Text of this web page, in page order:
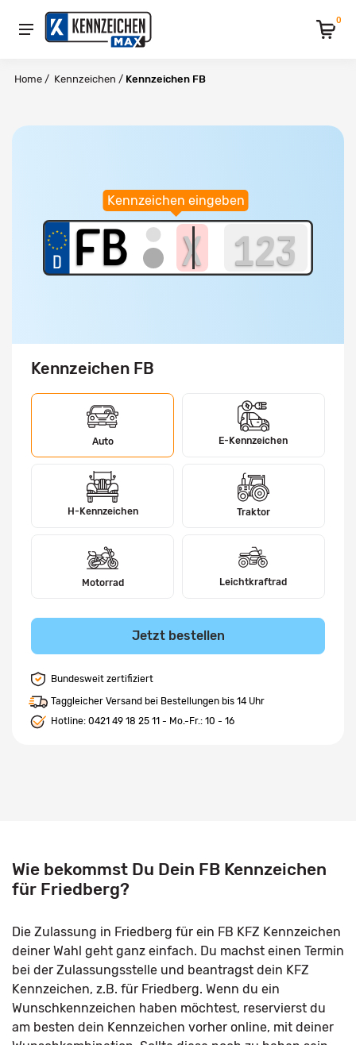
0
Home / Kennzeichen / Kennzeichen FB
Kennzeichen eingeben
Kennzeichen FB
Auto E-Kennzeichen
H-Kennzeichen Traktor
Motorrad Leichtkraftrad
Jetzt bestellen
Bundesweit zertifiziert
Taggleicher Versand bei Bestellungen bis 14 Uhr
Hotline: 0421 49 18 25 11 - Mo.-Fr.: 10 - 16
Wie bekommst Du Dein FB Kennzeichen
für Friedberg?
Die Zulassung in Friedberg für ein FB KFZ Kennzeichen
deiner Wahl geht ganz einfach. Du machst einen Termin
bei der Zulassungsstelle und beantragst dein KFZ
Kennzeichen, z.B. für Friedberg. Wenn du ein
Wunschkennzeichen haben möchtest, reservierst du
am besten dein Kennzeichen vorher online, mit deiner